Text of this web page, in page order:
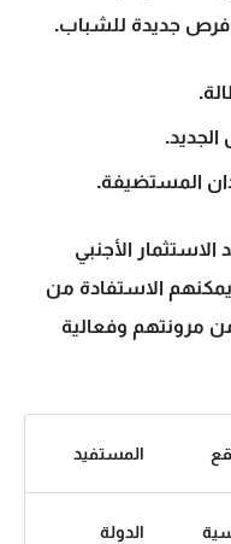
فرص جديدة للشباب.
الجديد.
المستضيفة.
الاستثمار الأجنبي
الاستفادة من
مرونتهم وفعالية
المستفيد
الدولة